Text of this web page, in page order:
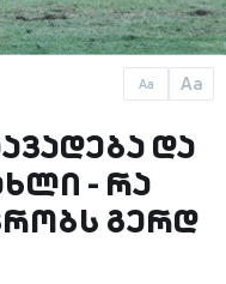
Aa Aa
და
- რა
გერდ